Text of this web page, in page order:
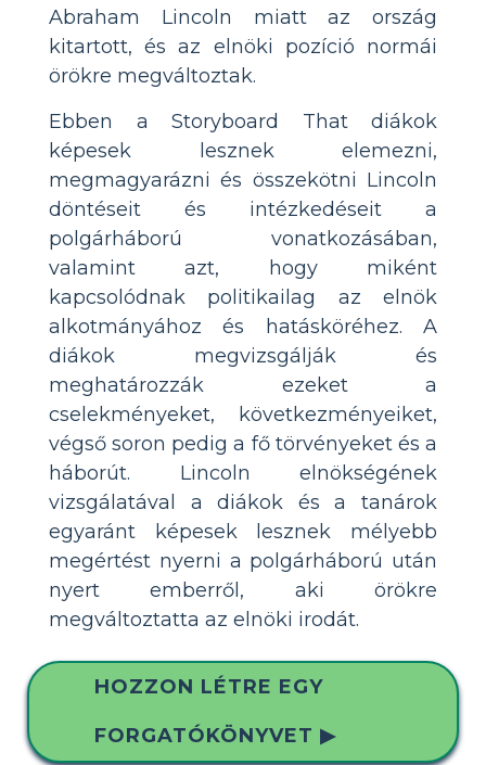
Abraham Lincoln miatt az ország
kitartott, és az elnöki pozíció normái
örökre megváltoztak.
Ebben a Storyboard That diákok
képesek lesznek elemezni,
megmagyarázni és összekötni Lincoln
döntéseit és intézkedéseit a
polgárháború vonatkozásában,
valamint azt, hogy miként
kapcsolódnak politikailag az elnök
alkotmányához és hatásköréhez. A
diákok megvizsgálják és
meghatározzák ezeket a
cselekményeket, következményeiket,
végső soron pedig a fő törvényeket és a
háborút. Lincoln elnökségének
vizsgálatával a diákok és a tanárok
egyaránt képesek lesznek mélyebb
megértést nyerni a polgárháború után
nyert emberről, aki örökre
megváltoztatta az elnöki irodát.
HOZZON LÉTRE EGY
FORGATÓKÖNYVET ▶